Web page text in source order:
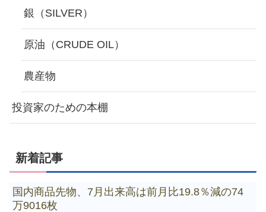
銀（SILVER）
原油（CRUDE OIL）
農産物
投資家のための本棚
新着記事
国内商品先物、7月出来高は前月比19.8％減の74
万9016枚